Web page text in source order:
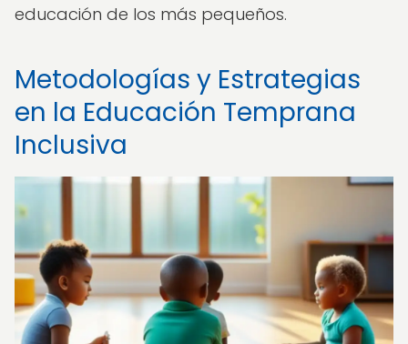
educación de los más pequeños.
Metodologías y Estrategias
en la Educación Temprana
Inclusiva